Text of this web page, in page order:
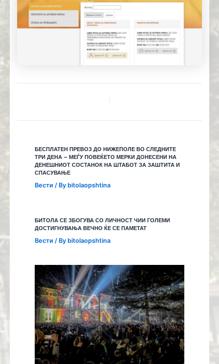
БЕСПЛАТЕН ПРЕВОЗ ДО НИЖЕПОЛЕ ВО СЛЕДНИТЕ
ТРИ ДЕНА – МЕЃУ ПОВЕЌЕТО МЕРКИ ДОНЕСЕНИ НА
ДЕНЕШНИОТ СОСТАНОК НА ШТАБОТ ЗА ЗАШТИТА И
СПАСУВАЊЕ
Вести / By bitolaopshtina
БИТОЛА СЕ ЗБОГУВА СО ЛИЧНОСТ ЧИИ ГОЛЕМИ
ДОСТИГНУВАЊА ВЕЧНО ЌЕ СЕ ПАМЕТАТ
Вести / By bitolaopshtina